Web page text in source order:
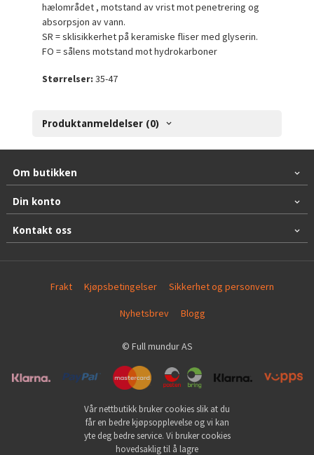
hælområdet , motstand av vrist mot penetrering og
absorpsjon av vann.
SR = sklisikkerhet på keramiske fliser med glyserin.
FO = sålens motstand mot hydrokarboner
Størrelser:35-47
Produktanmeldelser (0)
Om butikken
Din konto
Kontakt oss
Frakt Kjøpsbetingelser Sikkerhet og personvern
Nyhetsbrev Blogg
© Full mundur AS
Vår nettbutikk bruker cookies slik at du
får en bedre kjøpsopplevelse og vi kan
yte deg bedre service. Vi bruker cookies
hovedsaklig til å lagre